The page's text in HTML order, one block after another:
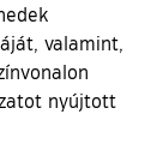
valamint,
nyújtott